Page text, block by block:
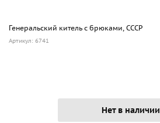
Генеральский китель с брюками, СССР
Артикул: 6741
Нет в наличии